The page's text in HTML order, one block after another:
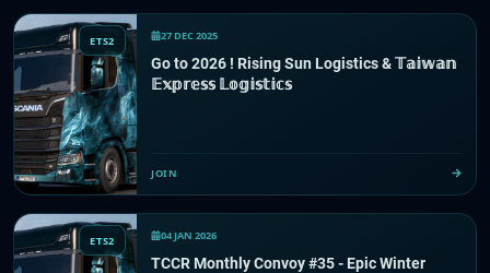
ETS2 27 DEC 2025
Go to 2026 ! Rising Sun Logistics & 𝕋𝕒𝕚𝕨𝕒𝕟
𝔼𝕩𝕡𝕣𝕖𝕤𝕤 𝕃𝕠𝕘𝕚𝕤𝕥𝕚𝕔𝕤
JOIN
ETS2 04 JAN 2026
TCCR Monthly Convoy #35 - Epic Winter